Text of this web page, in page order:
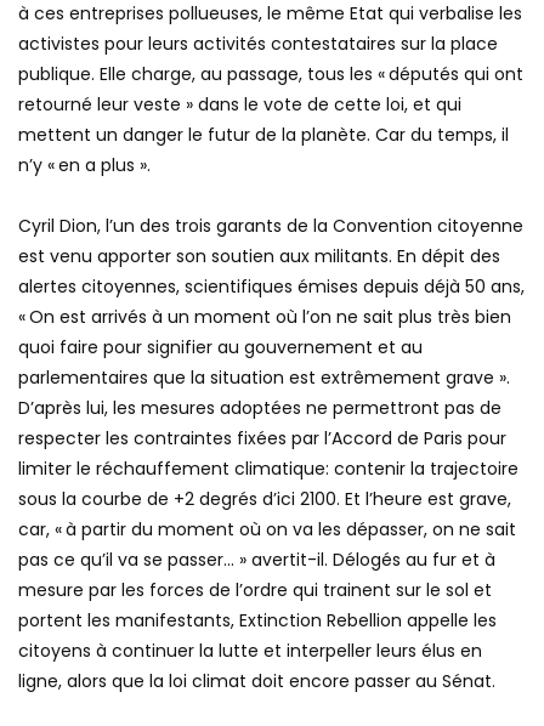
à ces entreprises pollueuses, le même Etat qui verbalise les
activistes pour leurs activités contestataires sur la place
publique. Elle charge, au passage, tous les « députés qui ont
retourné leur veste » dans le vote de cette loi, et qui
mettent un danger le futur de la planète. Car du temps, il
n’y « en a plus ».
Cyril Dion, l’un des trois garants de la Convention citoyenne
est venu apporter son soutien aux militants. En dépit des
alertes citoyennes, scientifiques émises depuis déjà 50 ans,
« On est arrivés à un moment où l’on ne sait plus très bien
quoi faire pour signifier au gouvernement et au
parlementaires que la situation est extrêmement grave ».
D’après lui, les mesures adoptées ne permettront pas de
respecter les contraintes fixées par l’Accord de Paris pour
limiter le réchauffement climatique: contenir la trajectoire
sous la courbe de +2 degrés d’ici 2100. Et l’heure est grave,
car, « à partir du moment où on va les dépasser, on ne sait
pas ce qu’il va se passer… » avertit-il. Délogés au fur et à
mesure par les forces de l’ordre qui trainent sur le sol et
portent les manifestants, Extinction Rebellion appelle les
citoyens à continuer la lutte et interpeller leurs élus en
ligne, alors que la loi climat doit encore passer au Sénat.